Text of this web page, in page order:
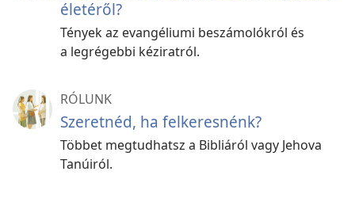
életéről?
Tények az evangéliumi beszámolókról és
a legrégebbi kéziratról.
RÓLUNK
Szeretnéd, ha felkeresnénk?
Többet megtudhatsz a Bibliáról vagy Jehova
Tanúiról.